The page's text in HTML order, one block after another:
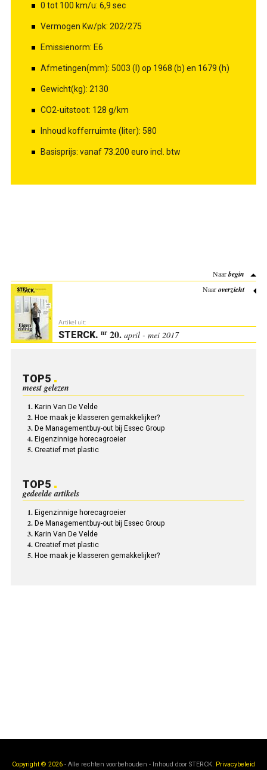
0 tot 100 km/u: 6,9 sec
Vermogen Kw/pk: 202/275
Emissienorm: E6
Afmetingen(mm): 5003 (l) op 1968 (b) en 1679 (h)
Gewicht(kg): 2130
CO2-uitstoot: 128 g/km
Inhoud kofferruimte (liter): 580
Basisprijs: vanaf 73.200 euro incl. btw
Naarbegin
Naaroverzicht
Artikel uit:
STERCK. nr20. april - mei 2017
TOP5
meest gelezen
Karin Van De Velde
Hoe maak je klasseren gemakkelijker?
De Managementbuy-out bij Essec Group
Eigenzinnige horecagroeier
Creatief met plastic
TOP5
gedeelde artikels
Eigenzinnige horecagroeier
De Managementbuy-out bij Essec Group
Karin Van De Velde
Creatief met plastic
Hoe maak je klasseren gemakkelijker?
Copyright © 2026 - Alle rechten voorbehouden - Inhoud door STERCK. Privacybeleid